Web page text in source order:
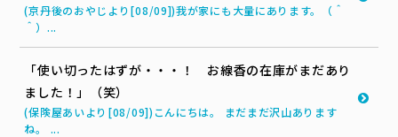
(京丹後のおやじより[08/09])我が家にも大量にあります。（＾
＾）...
「使い切ったはずが・・・！ お線香の在庫がまだあり
ました！」（笑）
(保険屋あいより[08/09])こんにちは。 まだまだ沢山あります
ね。 ...